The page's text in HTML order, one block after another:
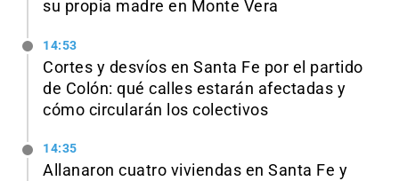
su propia madre en Monte Vera
14:53
Cortes y desvíos en Santa Fe por el partido
de Colón: qué calles estarán afectadas y
cómo circularán los colectivos
14:35
Allanaron cuatro viviendas en Santa Fe y